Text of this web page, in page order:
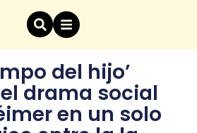
del hijo’
drama social
en un solo